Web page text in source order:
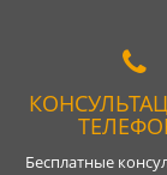
Бесплатные